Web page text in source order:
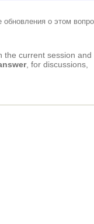
обновления о этом
the current session and
, for discussions,